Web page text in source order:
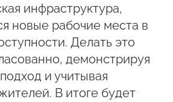
инфраструктура,
новые рабочие места в
Делать это
демонстрируя
и учитывая
В итоге будет